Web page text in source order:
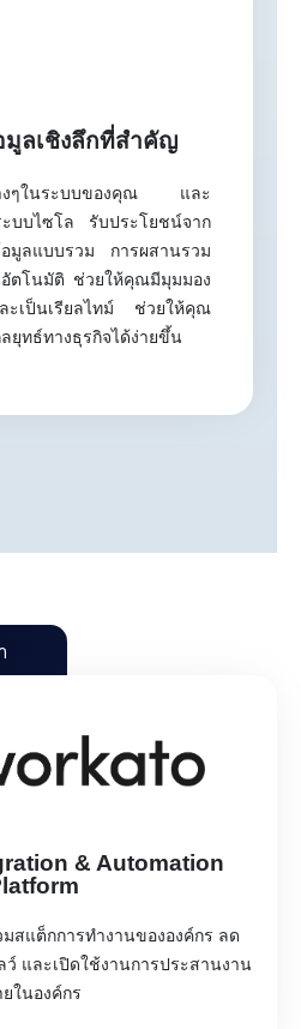
ลเชิงลึกที่สำคัญ
งๆในระบบของคุณ และ
ะบบไซโล รับประโยชน์จาก
มูลแบบรวม การผสานรวม
อัตโนมัติ ช่วยให้คุณมีมุมมอง
ะเป็นเรียลไทม์ ช่วยให้คุณ
ยุทธ์ทางธุรกิจได้ง่ายขึ้น
& Automation
สแต็กการทำงานขององค์กร ลด
และเปิดใช้งานการประสานงาน
ในองค์กร